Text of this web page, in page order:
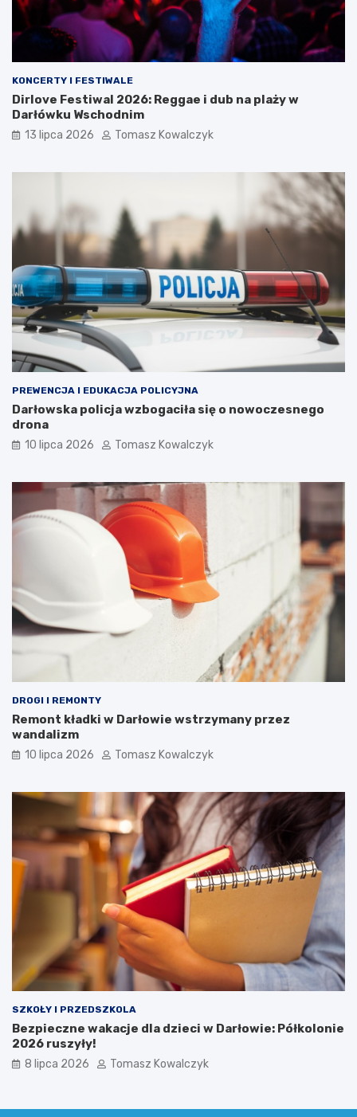
KONCERTY I FESTIWALE
Dirlove Festiwal 2026: Reggae i dub na plaży w
Darłówku Wschodnim
13 lipca 2026 Tomasz Kowalczyk
PREWENCJA I EDUKACJA POLICYJNA
Darłowska policja wzbogaciła się o nowoczesnego
drona
10 lipca 2026 Tomasz Kowalczyk
DROGI I REMONTY
Remont kładki w Darłowie wstrzymany przez
wandalizm
10 lipca 2026 Tomasz Kowalczyk
SZKOŁY I PRZEDSZKOLA
Bezpieczne wakacje dla dzieci w Darłowie: Półkolonie
2026 ruszyły!
8 lipca 2026 Tomasz Kowalczyk